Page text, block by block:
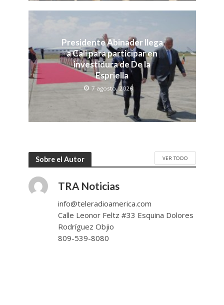
Presidente Abinader llega
a Cali para participar en
investidura de De la
Espriella
7 agosto, 2026
Sobre el Autor VER TODO
TRA Noticias
info@teleradioamerica.com
Calle Leonor Feltz #33 Esquina Dolores
Rodríguez Objio
809-539-8080